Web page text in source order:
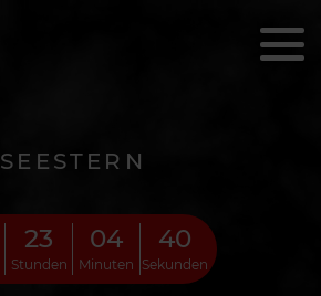
SEESTERN
23
Stunden
04
Minuten
39
Sekunden